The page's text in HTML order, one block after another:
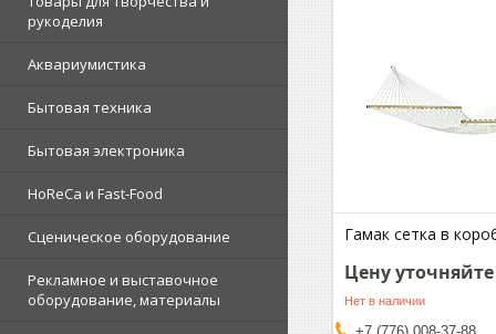
рукоделия
Аквариумистика
Бытовая техника
Бытовая электроника
HoReCa и Fast-Food
Сценическое оборудование
Рекламное и выставочное
оборудование, материалы
Гамак сетка в
Цену уточняйте
Нет в наличии